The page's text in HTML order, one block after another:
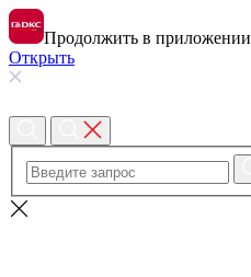
Продолжить в приложении
Открыть